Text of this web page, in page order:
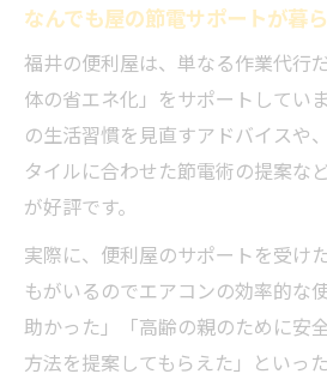
なんでも屋の節電サポートが暮
福井の便利屋は、単なる作業代行
体の省エネ化」をサポートしてい
の生活習慣を見直すアドバイスや
タイルに合わせた節電術の提案な
が好評です。
実際に、便利屋のサポートを受け
もがいるのでエアコンの効率的な
助かった」「高齢の親のために安
方法を提案してもらえた」といっ